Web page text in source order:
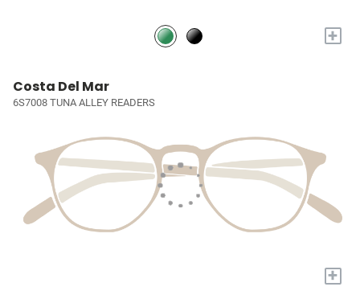
+
Costa Del Mar
6S7008 TUNA ALLEY READERS
+